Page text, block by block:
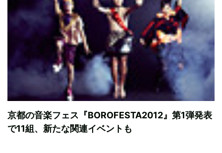
京都の音楽フェス『BOROFESTA2012』第1弾発表
で11組、新たな関連イベントも